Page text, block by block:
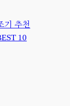
기 추천
10